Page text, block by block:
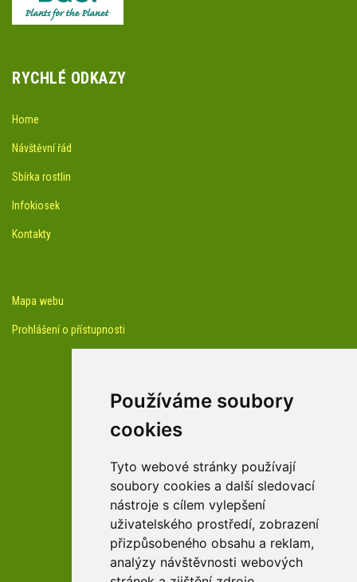
Používáme soubory
cookies
Tyto webové stránky používají
soubory cookies a další sledovací
nástroje s cílem vylepšení
uživatelského prostředí, zobrazení
přizpůsobeného obsahu a reklam,
analýzy návštěvnosti webových
RYCHLÉ ODKAZY
Home
Návštěvní řád
Sbírka rostlin
Infokiosek
Kontakty
Mapa webu
Prohlášení o přístupnosti
Youtube kanál arboreta